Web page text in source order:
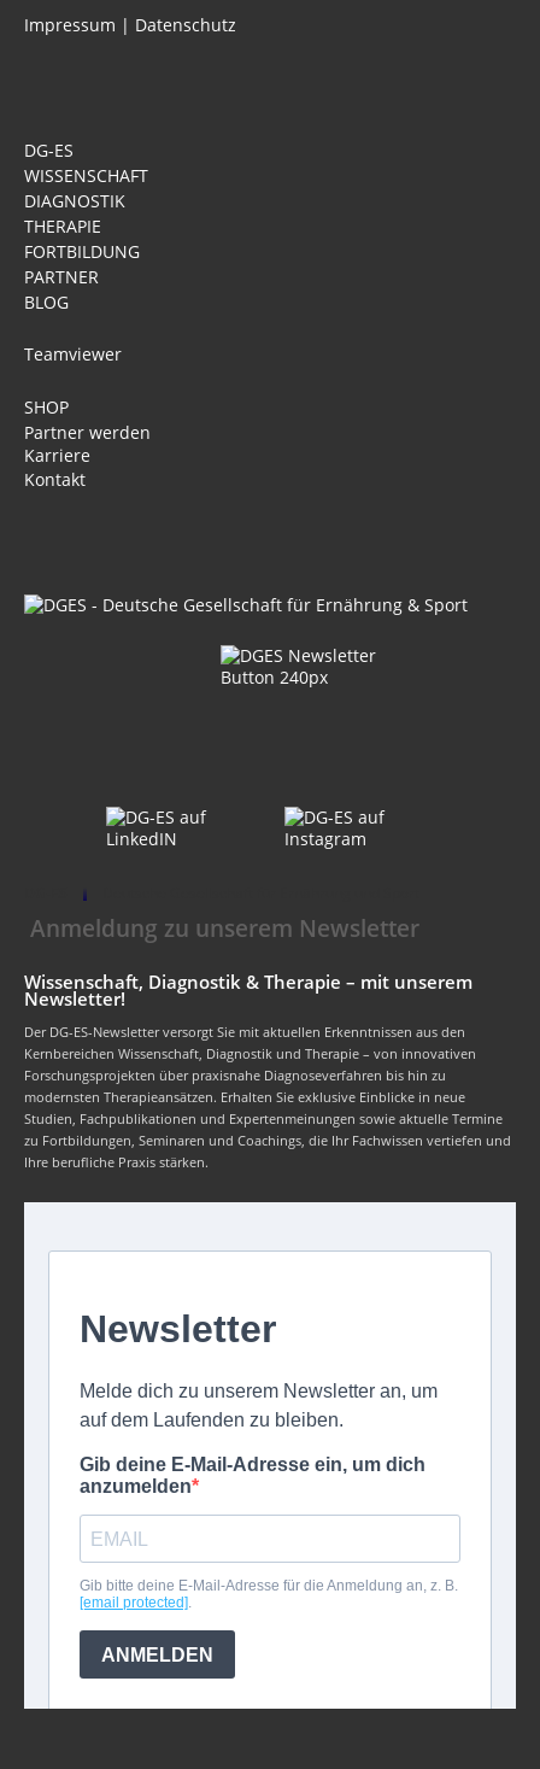
Impressum | Datenschutz
DG-ES
WISSENSCHAFT
DIAGNOSTIK
THERAPIE
FORTBILDUNG
PARTNER
BLOG
Teamviewer
SHOP
Partner werden
Karriere
Kontakt
Anmeldung zu unserem Newsletter
Wissenschaft, Diagnostik & Therapie – mit unserem
Newsletter!
Der DG-ES-Newsletter versorgt Sie mit aktuellen Erkenntnissen aus den
Kernbereichen Wissenschaft, Diagnostik und Therapie – von innovativen
Forschungsprojekten über praxisnahe Diagnoseverfahren bis hin zu
modernsten Therapieansätzen. Erhalten Sie exklusive Einblicke in neue
Studien, Fachpublikationen und Expertenmeinungen sowie aktuelle Termine
zu Fortbildungen, Seminaren und Coachings, die Ihr Fachwissen vertiefen und
Ihre berufliche Praxis stärken.